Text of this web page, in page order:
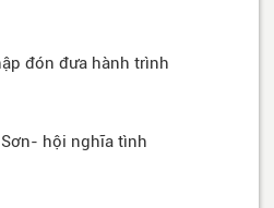
đón đưa hành trình
hội nghĩa tình